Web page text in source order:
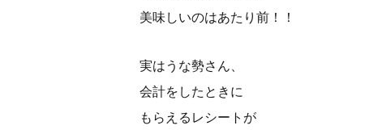
美味しいのはあたり前！！
実はうな勢さん、
会計をしたときに
もらえるレシートが